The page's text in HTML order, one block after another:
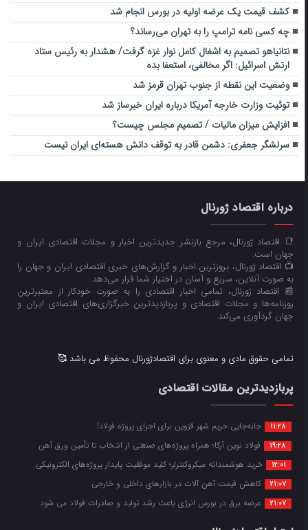
کشف قیمت یک عرضه اولیه در بورس انجام شد
چه کسی نامه ترامپ را به تهران می‌رساند؟
نتانیاهو تصمیم به اشغال کامل نوار غزه گرفت/ هشدار به رئیس ستاد
ارتش اسرائیل: اگر مخالفی، استعفا بده
وضعیت این نقطه از جنوب تهران قرمز شد
توئیت وزارت خارجه آمریکا درباره ایران خبرساز شد
افزایش میزان مالیات / تصمیم مجلس چیست؟
سرلشگر جعفری: دشمن قادر به توقف دانش هسته‌ای ایران نیست
درباره اقتصاد ژورنال
📑 اقتصاد ژورنال، مرجع بازنشر جدیدترین اخبار و مجلات اقتصادی ایران و
جهان است.
📺 اقتصاد ژورنال، بروزترین اخبار و گزارش‌های خبری اقتصادی ایران و جهان را
به صورت آنلاین، سریع و آسان در اختیار شما قرار می‌‌دهد.
📰 اقتصاد ژورنال، تمامی اخبار اقتصادی را به صورت خودکار از معتبرترین
روزنامه‌ها و مجلات اقتصادی و پربازدیدترین خبرگزاری‌های اقتصادی ایران و
جهان گردآوری می‌کند.
تمامی حقوق مادی و معنوی برای اقتصادژورنال محفوظ می باشد 🥰
پربازدیدترین مقالات اقتصادی
11:28 جابه‌جایی حریم شهر قزوین برای اجرای پروژه فولاد!
19:28 فولاد نوین آرکا؛ همراه پروژه‌های صنعتی از انتخاب تا تأمین ورق آهن
12:01 خرید هوشمندانه میکروکنترلر؛ کلید موفقیت پایدار پروژه‌های الکترونیکی
21:07 کاهش قیمت آهن آلات در بازارهای داخلی و خارجی
21:07 عرضه برق در بورس انرژی باعث رشد تولید و صادرات فولاد می شود